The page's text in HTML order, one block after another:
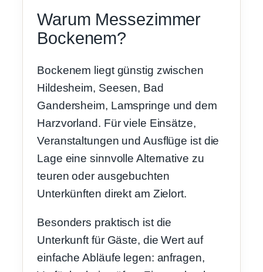
Warum Messezimmer
Bockenem?
Bockenem liegt günstig zwischen
Hildesheim, Seesen, Bad
Gandersheim, Lamspringe und dem
Harzvorland. Für viele Einsätze,
Veranstaltungen und Ausflüge ist die
Lage eine sinnvolle Alternative zu
teuren oder ausgebuchten
Unterkünften direkt am Zielort.
Besonders praktisch ist die
Unterkunft für Gäste, die Wert auf
einfache Abläufe legen: anfragen,